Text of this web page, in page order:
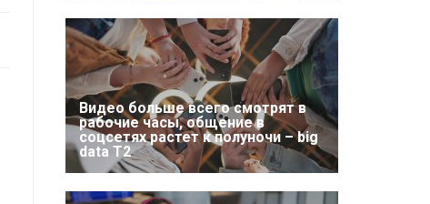
Видео больше всего смотрят в
рабочие часы, общение в
соцсетях растет к полуночи – big
data T2